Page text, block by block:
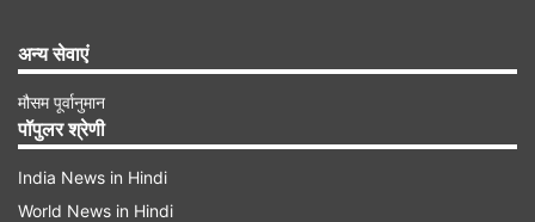
दुनिया आश्चर्यचकित, भयभीत है पाकिस्तान
अमित शाह ने कहा, 'पाकिस्तान से आतंकवादी आते थे और
हमारी जनता, सेना को मारकर चले जाते थे। हम कुछ नहीं कर
पाते थे। नरेंद्र मोदी जी ने जब से पीएम की शपथ ली तब से
तीन बड़े हमले हुए। पहला उरी में हुआ, दूसरा पुलवामा में और
अन्य सेवाएं
मौसम पूर्वानुमान
पॉपुलर श्रेणी
India News in Hindi
World News in Hindi